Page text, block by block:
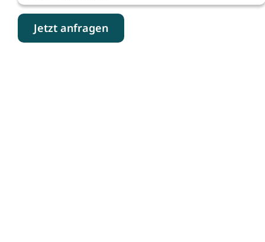
Jetzt anfragen